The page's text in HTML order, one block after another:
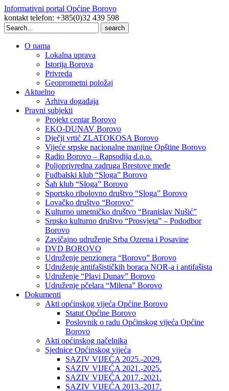
Informativni portal Općine Borovo
kontakt telefon: +385(0)32 439 598
Search
for:
O nama
Lokalna uprava
Istorija Borova
Privreda
Geoprometni položaj
Aktuelno
Arhiva događaja
Pravni subjekti
Projekt centar Borovo
EKO-DUNAV Borovo
Dječji vrtić ZLATOKOSA Borovo
Vijeće srpske nacionalne manjine Opštine Borovo
Radio Borovo – Rapsodija d.o.o.
Poljoprivredna zadruga Brestove međe
Fudbalski klub “Sloga” Borovo
Šah klub “Sloga” Borovo
Sportsko ribolovno društvo “Sloga” Borovo
Lovačko društvo “Borovo”
Kulturno umetničko društvo “Branislav Nušić”
Srpsko kulturno društvo “Prosvjeta” – Pododbor
Borovo
Zavičajno udruženje Srba Ozrena i Posavine
DVD BOROVO
Udruženje penzionera “Borovo” Borovo
Udruženje antifašističkih boraca NOR-a i antifašista
Udruženje “Plavi Dunav” Borovo
Udruženje pčelara “Milena” Borovo
Dokumenti
Akti općinskog vijeća Općine Borovo
Statut Općine Borovo
Poslovnik o radu Općinskog vijeća Općine
Borovo
Akti općinskog načelnika
Sjednice Općinskog vijeća
SAZIV VIJEĆA 2025.-2029.
SAZIV VIJEĆA 2021.-2025.
SAZIV VIJEĆA 2017.-2021.
SAZIV VIJEĆA 2013.-2017.